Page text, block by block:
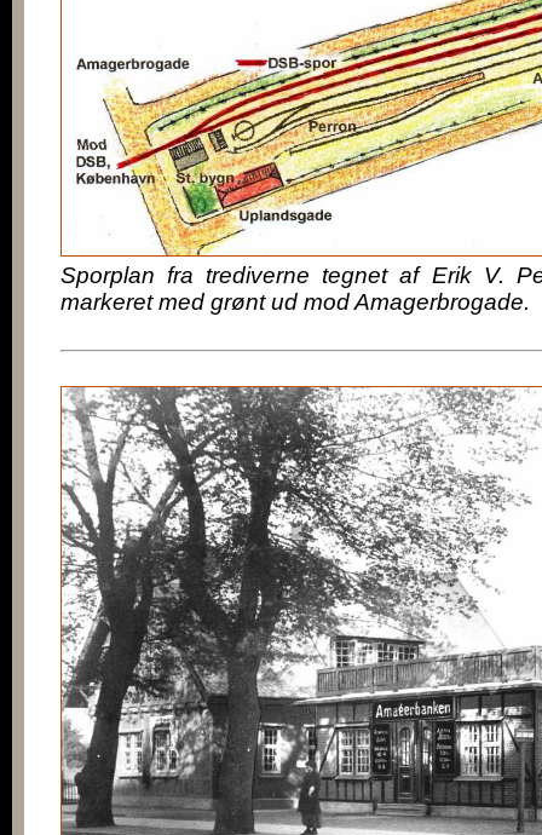
Sporplan fra trediverne tegnet af Erik V.
markeret med grønt ud mod Amagerbrogade.